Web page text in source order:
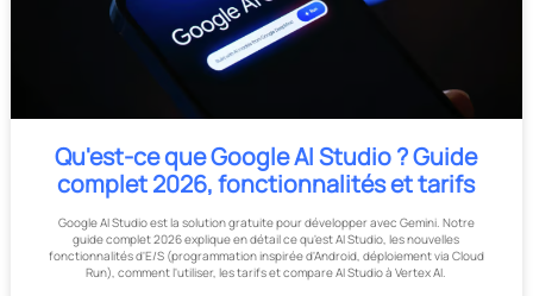
Qu'est-ce que Google AI Studio ? Guide
complet 2026, fonctionnalités et tarifs
Google AI Studio est la solution gratuite pour développer avec Gemini. Notre
guide complet 2026 explique en détail ce qu'est AI Studio, les nouvelles
fonctionnalités d'E/S (programmation inspirée d'Android, déploiement via Cloud
Run), comment l'utiliser, les tarifs et compare AI Studio à Vertex AI.